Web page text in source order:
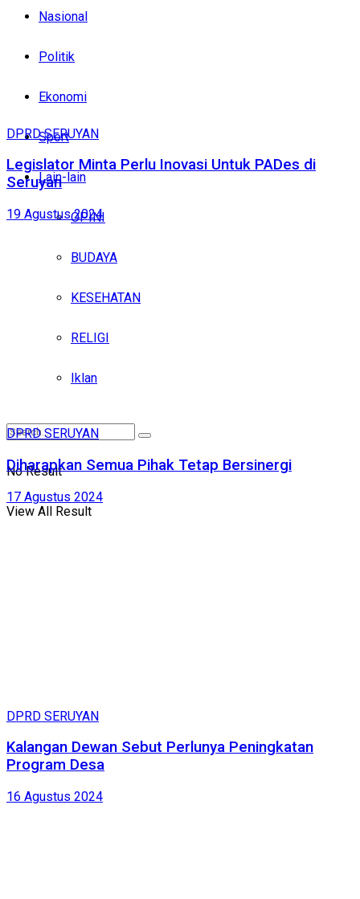
Nasional
Politik
Ekonomi
Sport
Lain-lain
OPINI
BUDAYA
KESEHATAN
RELIGI
Iklan
No Result
View All Result
DPRD SERUYAN
Legislator Minta Perlu Inovasi Untuk PADes di
Seruyan
19 Agustus 2024
DPRD SERUYAN
Diharapkan Semua Pihak Tetap Bersinergi
17 Agustus 2024
DPRD SERUYAN
Kalangan Dewan Sebut Perlunya Peningkatan
Program Desa
16 Agustus 2024